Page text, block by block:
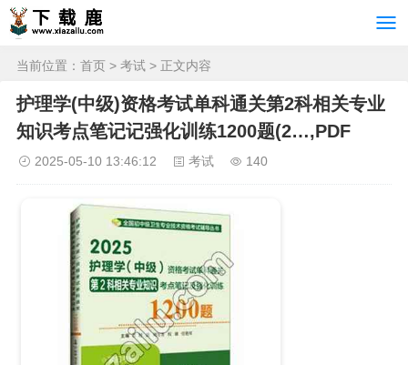
当前位置： 首页 > 考试 > 正文内容
护理学(中级)资格考试单科通关第2科相关专业
知识考点笔记记强化训练1200题(2…,PDF
2025-05-10 13:46:12 考试 140